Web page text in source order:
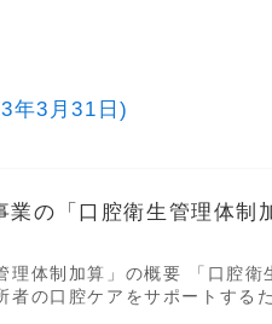
年3月31日)
業の「口腔衛生管理体制
理体制加算」の概要 「口腔
者の口腔ケアをサポートする